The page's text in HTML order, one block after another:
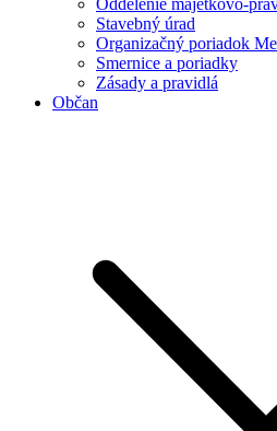
Oddelenie majetkovo-
Stavebný úrad
Organizačný poriadok
Smernice a poriadky
Zásady a pravidlá
Občan